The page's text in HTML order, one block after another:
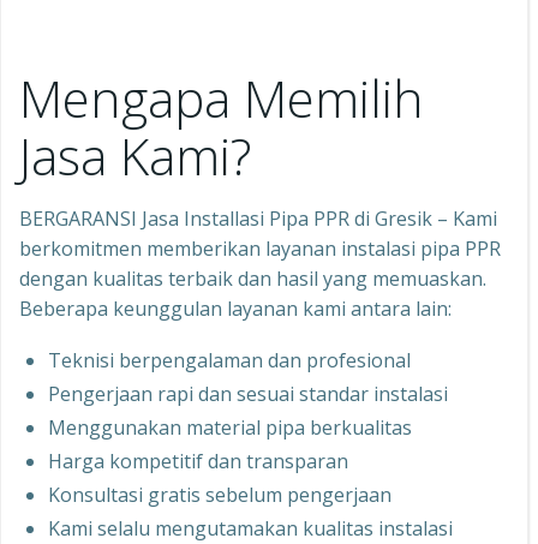
Mengapa Memilih
Jasa Kami?
BERGARANSI Jasa Installasi Pipa PPR di Gresik – Kami
berkomitmen memberikan layanan instalasi pipa PPR
dengan kualitas terbaik dan hasil yang memuaskan.
Beberapa keunggulan layanan kami antara lain:
Teknisi berpengalaman dan profesional
Pengerjaan rapi dan sesuai standar instalasi
Menggunakan material pipa berkualitas
Harga kompetitif dan transparan
Konsultasi gratis sebelum pengerjaan
Kami selalu mengutamakan kualitas instalasi